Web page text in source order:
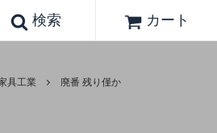
検索 カート
具工業 廃番 残り僅か